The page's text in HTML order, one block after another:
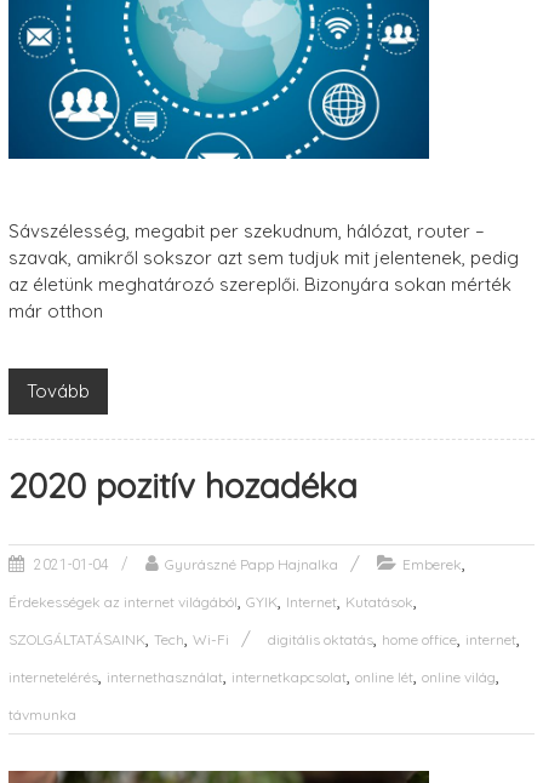
Sávszélesség, megabit per szekudnum, hálózat, router –
szavak, amikről sokszor azt sem tudjuk mit jelentenek, pedig
az életünk meghatározó szereplői. Bizonyára sokan mérték
már otthon
Tovább
2020 pozitív hozadéka
2021-01-04 Gyurászné Papp Hajnalka Emberek,
Érdekességek az internet világából, GYIK, Internet, Kutatások,
SZOLGÁLTATÁSAINK, Tech, Wi-Fi digitális oktatás, home office, internet,
internetelérés, internethasználat, internetkapcsolat, online lét, online világ,
távmunka